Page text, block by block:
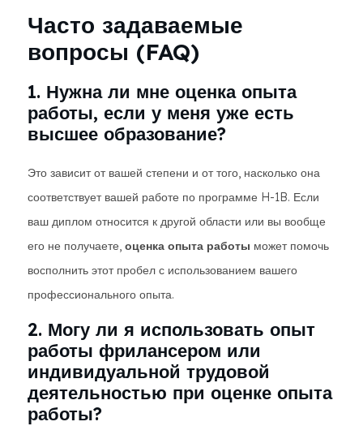
Часто задаваемые
вопросы (FAQ)
1. Нужна ли мне оценка опыта
работы, если у меня уже есть
высшее образование?
Это зависит от вашей степени и от того, насколько она
соответствует вашей работе по программе H-1B. Если
ваш диплом относится к другой области или вы вообще
его не получаете, оценка опыта работы может помочь
восполнить этот пробел с использованием вашего
профессионального опыта.
2. Могу ли я использовать опыт
работы фрилансером или
индивидуальной трудовой
деятельностью при оценке опыта
работы?